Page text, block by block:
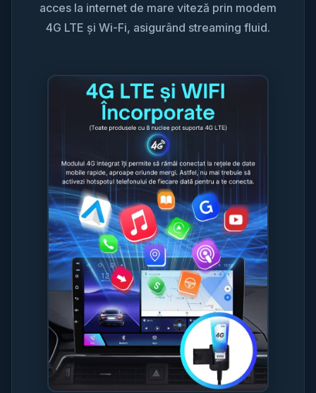
acces la internet de mare viteză prin modem
4G LTE și Wi-Fi, asigurând streaming fluid.